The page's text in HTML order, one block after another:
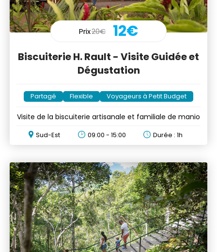
Prix20€ 12€
Biscuiterie H. Rault - Visite Guidée et
Dégustation
Partagé Flexible Voyageurs à Petit Budget
Visite de la biscuiterie artisanale et familiale de manio
Sud-Est 09:00 - 15:00 Durée : 1h